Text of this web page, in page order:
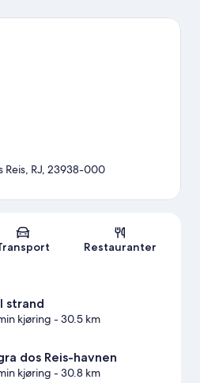
dos Reis
Kart
Reis, RJ, 23938-000
Restauranter
strand
kjøring - 30.5 km
dos Reis-havnen
kjøring - 30.8 km